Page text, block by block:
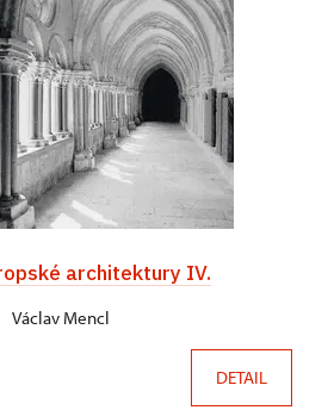
architektury IV.
Václav Mencl
DETAIL